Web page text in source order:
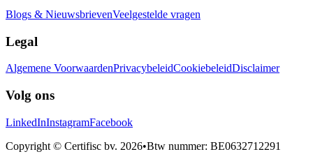
Blogs & NieuwsbrievenVeelgestelde vragen
Legal
Algemene VoorwaardenPrivacybeleidCookiebeleidDisclaimer
Volg ons
LinkedInInstagramFacebook
Copyright © Certifisc bv. 2026•Btw nummer: BE0632712291